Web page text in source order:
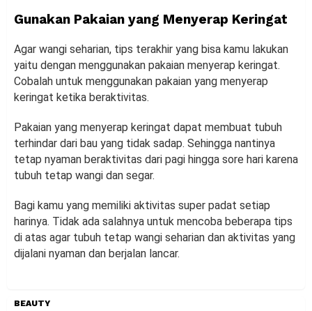
Gunakan Pakaian yang Menyerap Keringat
Agar wangi seharian, tips terakhir yang bisa kamu lakukan
yaitu dengan menggunakan pakaian menyerap keringat.
Cobalah untuk menggunakan pakaian yang menyerap
keringat ketika beraktivitas.
Pakaian yang menyerap keringat dapat membuat tubuh
terhindar dari bau yang tidak sadap. Sehingga nantinya
tetap nyaman beraktivitas dari pagi hingga sore hari karena
tubuh tetap wangi dan segar.
Bagi kamu yang memiliki aktivitas super padat setiap
harinya. Tidak ada salahnya untuk mencoba beberapa tips
di atas agar tubuh tetap wangi seharian dan aktivitas yang
dijalani nyaman dan berjalan lancar.
BEAUTY